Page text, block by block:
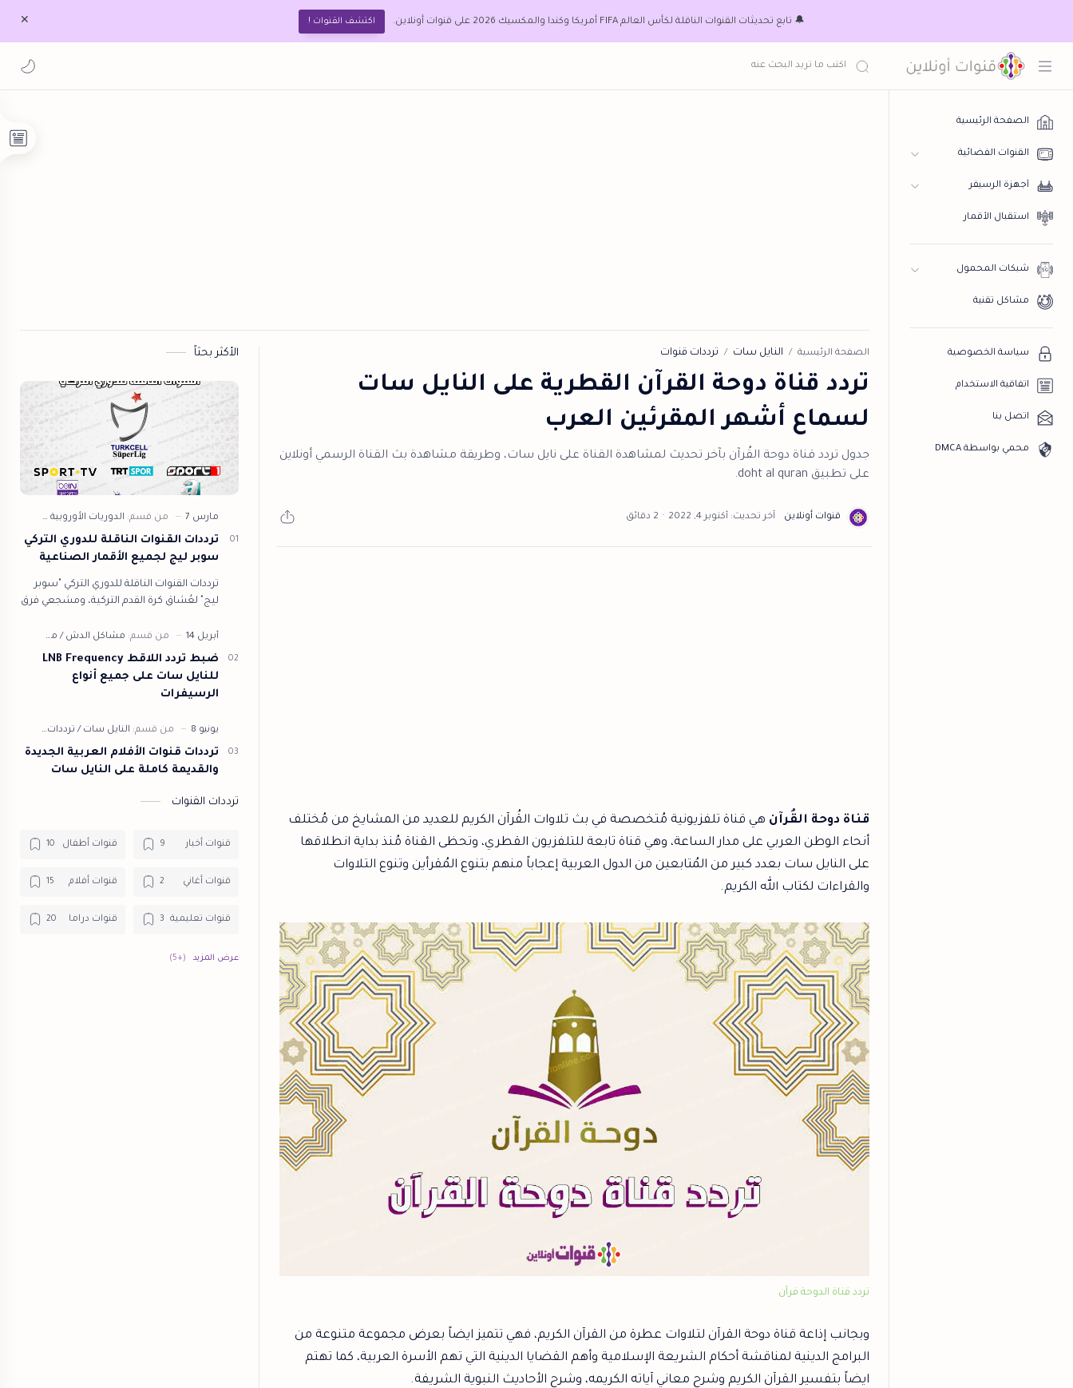
🔔 تابع تحديثات القنوات الناقلة لكأس العالم FIFA أمريكا وكندا والمكسيك 2026 على قنوات أونلاين. اكتشف القنوات !
الصفحة الرئيسية
القنوات الفضائية
أجهزة الرسيفر
استقبال الأقمار
شبكات المحمول
مشاكل تقنية
سياسة الخصوصية
اتفاقية الاستخدام
اتصل بنا
محمي بواسطة DMCA
الصفحة الرئيسية النايل سات ترددات قنوات
تردد قناة دوحة القرآن القطرية على النايل سات
لسماع أشهر المقرئين العرب
جدول تردد قناة دوحة القُرآن بآخر تحديث لمشاهدة القناة على نايل سات، وطريقة مشاهدة بث القناة الرسمي أونلاين
على تطبيق doht al quran.
2 دقائق
قناة دوحة القُرآن هي قناة تلفزيونية مُتخصصة في بث تلاوات القُرآن الكريم للعديد من المشايخ من مُختلف
أنحاء الوطن العربي على مدار الساعة، وهي قناة تابعة للتلفزيون القطري، وتحظى القناة مُنذ بداية انطلاقها
على النايل سات بعدد كبير من المُتابعين من الدول العربية إعجاباً منهم بتنوع المُقرأين وتنوع التلاوات
والقراءات لكتاب الله الكريم.
تردد قناة الدوحة قرآن
وبجانب إذاعة قناة دوحة القرآن لتلاوات عطرة من القرآن الكريم، فهي تتميز ايضاً بعرض مجموعة متنوعة من
البرامج الدينية لمناقشة أحكام الشريعة الإسلامية وأهم القضايا الدينية التي تهم الأسرة العربية، كما تهتم
ايضاً بتفسير القرآن الكريم وشرح معاني آياته الكريمه، وشرح الأحاديث النبوية الشريفة.
الأكثر بحثاً
ترددات القنوات الناقلة للدوري التركي
سوبر ليج لجميع الأقمار الصناعية
ترددات القنوات الناقلة للدوري التركي "سوبر
ليج" لعُشاق كرة القدم التركية، ومشجعي فرق
وإسطنبول باش كشهر من مت…
ضبط تردد اللاقط LNB Frequency
للنايل سات على جميع أنواع
الرسيفرات
ترددات قنوات الأفلام العربية الجديدة
والقديمة كاملة على النايل سات
ترددات القنوات
قنوات أخبار قنوات أطفال
قنوات أغاني قنوات أفلام
قنوات تعليمية قنوات دراما
قنوات دينية